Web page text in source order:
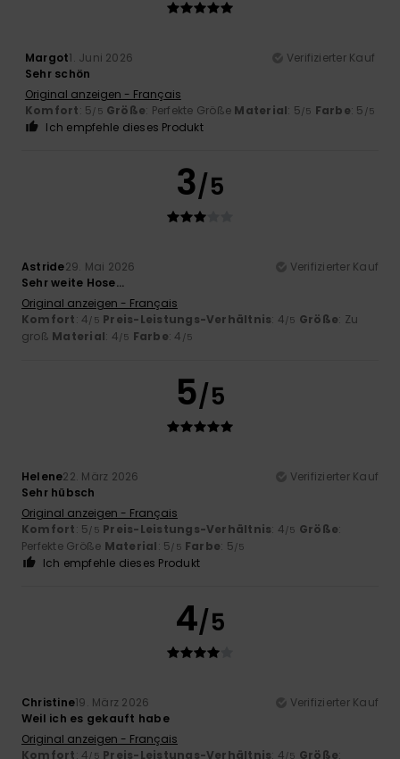
Margot1. Juni 2026
Verifizierter Kauf
Sehr schön
Original anzeigen - Français
Komfort: 5/5 Größe: Perfekte Größe Material: 5/5 Farbe: 5 /5
Ich empfehle dieses Produkt
3/5
Astride29. Mai 2026
Verifizierter Kauf
Sehr weite Hose…
Original anzeigen - Français
Komfort: 4/5 Preis-Leistungs-Verhältnis: 4/5 Größe: Zu
groß Material: 4/5 Farbe: 4 /5
5/5
Helene22. März 2026
Verifizierter Kauf
Sehr hübsch
Original anzeigen - Français
Komfort: 5/5 Preis-Leistungs-Verhältnis: 4/5 Größe:
Perfekte Größe Material: 5/5 Farbe: 5/5
Ich empfehle dieses Produkt
4/5
Christine19. März 2026
Verifizierter Kauf
Weil ich es gekauft habe
Original anzeigen - Français
Komfort: 4/5 Preis-Leistungs-Verhältnis: 4/5 Größe: